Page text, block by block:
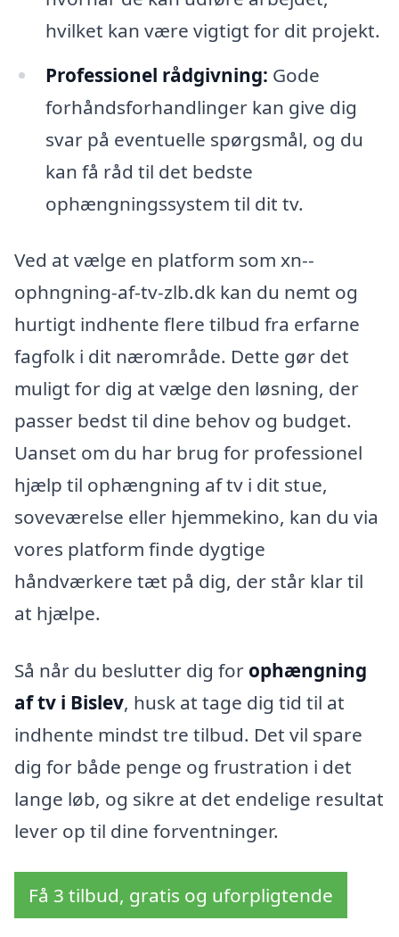
hvilket kan være vigtigt for dit projekt.
Professionel rådgivning: Gode
forhåndsforhandlinger kan give dig
svar på eventuelle spørgsmål, og du
kan få råd til det bedste
ophængningssystem til dit tv.
Ved at vælge en platform som xn--
ophngning-af-tv-zlb.dk kan du nemt og
hurtigt indhente flere tilbud fra erfarne
fagfolk i dit nærområde. Dette gør det
muligt for dig at vælge den løsning, der
passer bedst til dine behov og budget.
Uanset om du har brug for professionel
hjælp til ophængning af tv i dit stue,
soveværelse eller hjemmekino, kan du via
vores platform finde dygtige
håndværkere tæt på dig, der står klar til
at hjælpe.
Så når du beslutter dig for ophængning
af tv i Bislev, husk at tage dig tid til at
indhente mindst tre tilbud. Det vil spare
dig for både penge og frustration i det
lange løb, og sikre at det endelige resultat
lever op til dine forventninger.
Få 3 tilbud, gratis og uforpligtende